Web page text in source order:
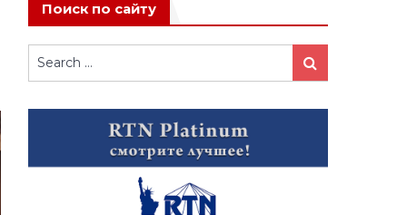
Поиск по сайту
Search
for:
Search